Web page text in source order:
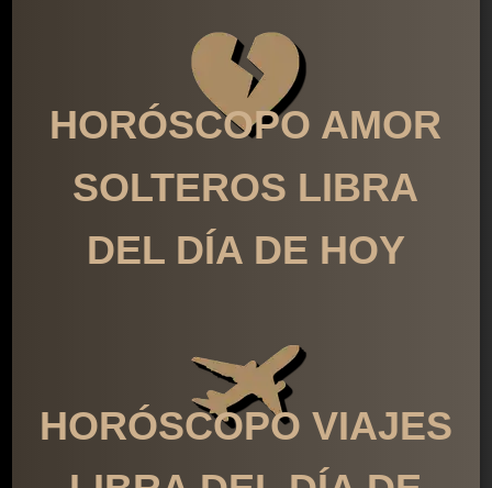
HORÓSCOPO AMOR
SOLTEROS LIBRA
DEL DÍA DE HOY
HORÓSCOPO VIAJES